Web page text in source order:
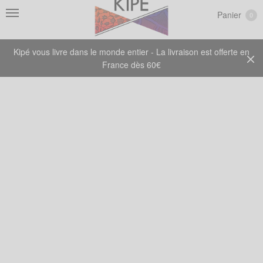
Kipé vous livre dans le monde entier - La livraison est offerte en
France dès 60€
Panier